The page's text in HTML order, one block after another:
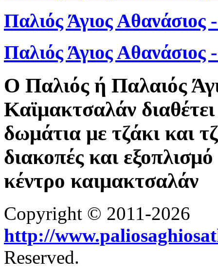
Παλιός Άγιος
Παλιός Άγιος
Ο Παλιός ή Παλαιός
Καϊμακτσαλάν
δωμάτια με τζάκι και
διακοπές και
κέντρο καιμακτσαλάν
Copyright © 2011-2026
http://
Reserved.